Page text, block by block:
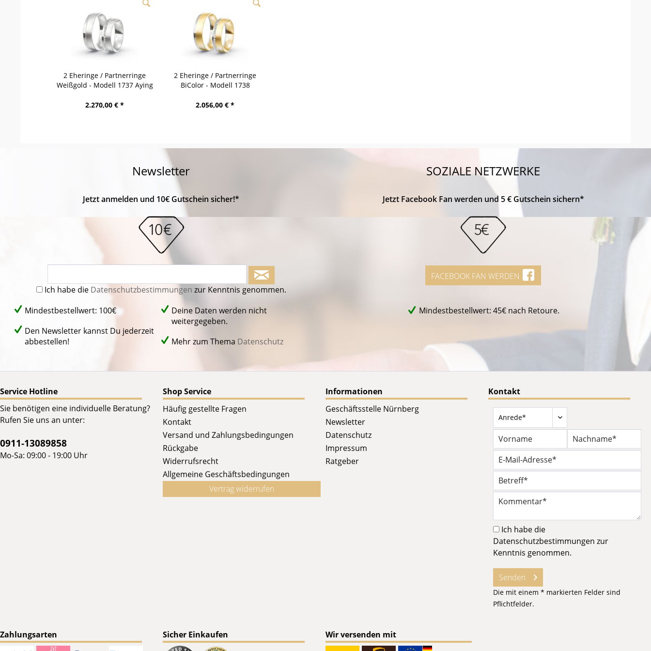
2 Eheringe / Partnerringe
Weißgold - Modell 1737 Aying
2.270,00 € *
2 Eheringe / Partnerringe
BiColor - Modell 1738
2.056,00 € *
Newsletter
Jetzt anmelden und 10€ Gutschein sicher!*
Ich habe die Datenschutzbestimmungen zur Kenntnis genommen.
Mindestbestellwert: 100€
Den Newsletter kannst Du jederzeit
abbestellen!
Deine Daten werden nicht
weitergegeben.
Mehr zum Thema Datenschutz
SOZIALE NETZWERKE
Jetzt Facebook Fan werden und 5 € Gutschein sichern*
FACEBOOK FAN WERDEN
Mindestbestellwert: 45€ nach Retoure.
Service Hotline
Sie benötigen eine individuelle Beratung?
Rufen Sie uns an unter:
0911-13089858
Mo-Sa: 09:00 - 19:00 Uhr
Shop Service
Häufig gestellte Fragen
Kontakt
Versand und Zahlungsbedingungen
Rückgabe
Widerrufsrecht
Allgemeine Geschäftsbedingungen
Vertrag widerrufen
Informationen
Geschäftsstelle Nürnberg
Newsletter
Datenschutz
Impressum
Ratgeber
Kontakt
Ich habe die
Datenschutzbestimmungen zur
Kenntnis genommen.
Senden
Die mit einem * markierten Felder sind
Pflichtfelder.
Zahlungsarten Sicher Einkaufen Wir versenden mit